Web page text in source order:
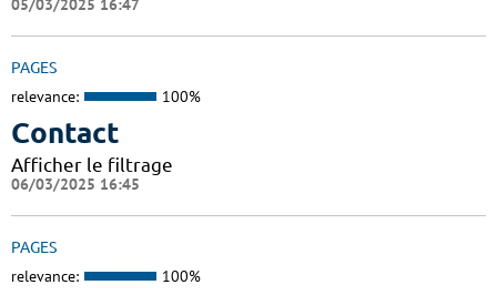
05/03/2025 16:47
PAGES
relevance: 100%
Contact
Afficher le filtrage
06/03/2025 16:45
PAGES
relevance: 100%